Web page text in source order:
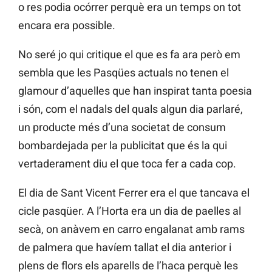
o res podia ocórrer perquè era un temps on tot
encara era possible.
No seré jo qui critique el que es fa ara però em
sembla que les Pasqües actuals no tenen el
glamour d’aquelles que han inspirat tanta poesia
i són, com el nadals del quals algun dia parlaré,
un producte més d’una societat de consum
bombardejada per la publicitat que és la qui
vertaderament diu el que toca fer a cada cop.
El dia de Sant Vicent Ferrer era el que tancava el
cicle pasqüer. A l’Horta era un dia de paelles al
secà, on anàvem en carro engalanat amb rams
de palmera que havíem tallat el dia anterior i
plens de flors els aparells de l’haca perquè les